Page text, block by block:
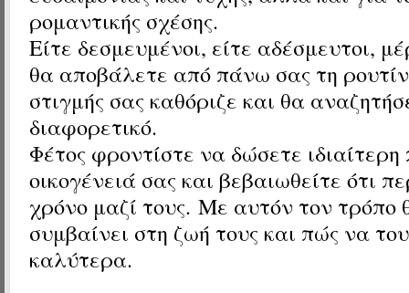
ρομαντικής σχέσης.
Είτε δεσμευμένοι, είτε αδέσμευτοι,
θα αποβάλετε από πάνω σας τη
στιγμής σας καθόριζε και θα
διαφορετικό.
Φέτος φροντίστε να δώσετε
οικογένειά σας και βεβαιωθείτε ότι
χρόνο μαζί τους. Με αυτόν τον τρόπο
συμβαίνει στη ζωή τους και πώς να
καλύτερα.